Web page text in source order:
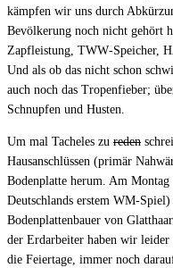
kämpfen wir uns durch
Bevölkerung noch nicht gehört
Zapfleistung, TWW‐Speicher,
Und als ob das nicht schon
auch noch das Tropenfieber;
Schnupfen und Husten.
Um mal Tacheles zu reden
Hausanschlüssen (primär
Bodenplatte herum. Am
Deutschlands erstem WM-
Bodenplattenbauer von
der Erdarbeiter haben wir leider
die Feiertage, immer noch